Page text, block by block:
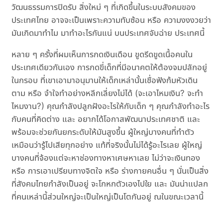
วัฒนธรรมการปิดรับ สิ่งใหม่ ๆ ที่เกิดขึ้นในระบบสังคมของ
ประเทศไทย อาจจะเป็นเพราะความทับซ้อน หรือ ความงงงวยว่า
มันเกิดมาทำไม มาทำอะไรกันแน่ บนประเทศจับฉ่าย ประเทศนี้
หลาย ๆ ครั้งที่ผมเห็นการกดเงินเดือน ขูดรีดขูดเนื้อคนใน
ประเทศเดียวกันเอง การกดขี่เด็กที่มีอนาคตให้ต้องจมปลักอยู่
ในกรอบ ที่เขาเอามาอนุมานให้เด็กเหล่านั้นเชื่อฟังก้มหัวเดิน
ตาม หรือ จำใจทำอย่างหลีกเลี่ยงไม่ได้ (จะเอาไหมเงิน? จะทำ
ไหมงาน?) คุณกำลังปลูกฝังอะไรให้กับเด็ก ๆ คุณกำลังทำอะไร
กับคนที่คิดต่าง และ อยากได้โอกาสพัฒนาประเทศชาติ และ
พร้อมจะช่วยกันยกระดับให้มันสูงขึ้น ผู้ใหญ่บางคนที่ทำตัว
เหมือนว่ารู้ไปเสียทุกอย่าง แท้ที่จริงนั้นไม่ได้รู้อะไรเลย ผู้ใหญ่
บางคนที่จ้องแต่จะหาช่องทางหาเศษหาเลย ไม่ว่าจะเงินทอง
หรือ การเอาเปรียบทางจิตใจ หรือ ร่างกายคนอื่น ๆ นั่นเป็นสิ่ง
ที่สังคมไทยกำลังเป็นอยู่ จะโกหกตัวเองไปใย และ มันน่าแปลก
ที่คนเหล่านี้ส่วนใหญ่จะเป็นใหญ่เป็นโตกันอยู่ ณ​ในขณะเวลานี้